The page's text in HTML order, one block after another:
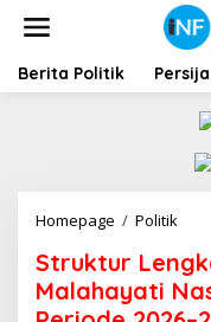
t
Berita Politik
Homepage / Politik
r
u
k
Struktur
Malahayati